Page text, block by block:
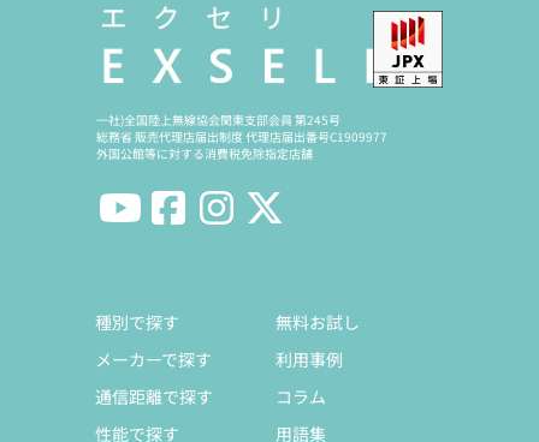
一社)全国陸上無線協会関東支部会員 第245号
総務省 販売代理店届出制度 代理店届出番号C1909977
外国公館等に対する消費税免除指定店舗
種別で探す
メーカーで探す
通信距離で探す
性能で探す
無料お試し
利用事例
コラム
用語集